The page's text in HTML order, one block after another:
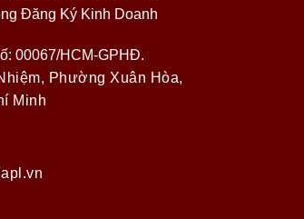
Đăng Ký Kinh Doanh
00067/HCM-GPHĐ.
Phường Xuân Hòa,
Minh